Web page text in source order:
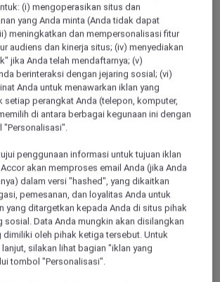
– Thailand
at Pullman Khao Lak
, where modern design meets
waters of the Andaman Sea.
in Phang Nga features a
Sea. Embrace the
Sino-Portuguese
which has been thoughtfully
local materials. Your tranquil
heart of natural beauty awaits!
looking to recharge at the spa
in our pools and beach, now is
in.
(i) mengoperasikan situs dan
yang Anda minta (Anda tidak dapat
meningkatkan dan mempersonalisasi fitur
audiens dan kinerja situs; (iv) menyediakan
jika Anda telah mendaftarnya; (v)
berinteraksi dengan jejaring sosial; (vi)
Anda untuk menawarkan iklan yang
setiap perangkat Anda (telepon, komputer,
di antara berbagai kegunaan ini dengan
"Personalisasi".
penggunaan informasi untuk tujuan iklan
akan memproses email Anda (jika Anda
dalam versi "hashed", yang dikaitkan
pemesanan, dan loyalitas Anda untuk
yang ditargetkan kepada Anda di situs pihak
sosial. Data Anda mungkin akan disilangkan
dimiliki oleh pihak ketiga tersebut. Untuk
silakan lihat bagian "iklan yang
tombol "Personalisasi".